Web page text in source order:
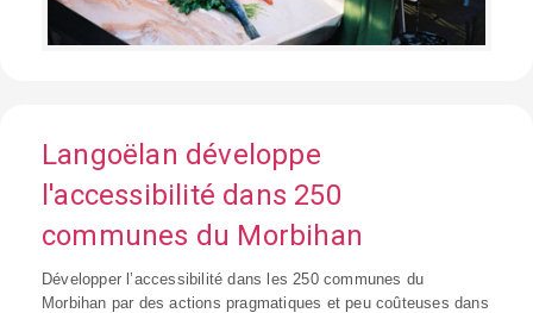
Langoëlan développe
l'accessibilité dans 250
communes du Morbihan
Développer l’accessibilité dans les 250 communes du
Morbihan par des actions pragmatiques et peu coûteuses dans